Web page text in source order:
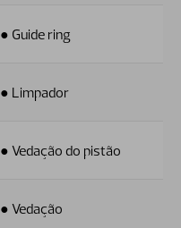
● Guide ring
● Limpador
● Vedação do pistão
● Vedação